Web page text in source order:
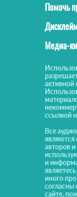
Помочь
Медиа-
активной
ссылкой
Все
являются
авторов
и
иного
согласны
сайте,